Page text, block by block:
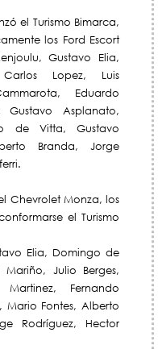
el Turismo Bimarca,
los Ford Escort
Gustavo Elia,
Lopez, Luis
Eduardo
Asplanato,
de Vitta, Gustavo
Branda, Jorge
Chevrolet Monza, los
el Turismo
Elia, Domingo de
Julio Berges,
Fernando
Fontes, Alberto
Rodríguez, Hector